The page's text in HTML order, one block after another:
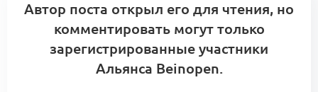
Автор поста открыл его для чтения, но
комментировать могут только
зарегистрированные участники
Альянса Beinopen.